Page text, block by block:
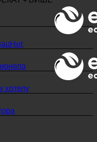
+ ВИШЕ
хотелу